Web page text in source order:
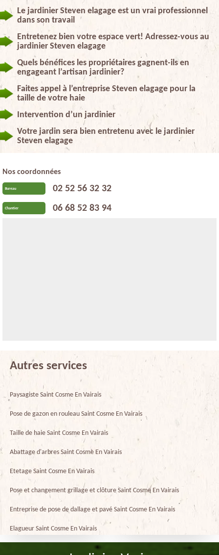
Le jardinier Steven elagage est un vrai professionnel
dans son travail
Entretenez bien votre espace vert! Adressez-vous au
jardinier Steven elagage
Quels bénéfices les propriétaires gagnent-ils en
engageant l’artisan jardinier?
Faites appel à l’entreprise Steven elagage pour la
taille de votre haie
Intervention d’un jardinier
Votre jardin sera bien entretenu avec le jardinier
Steven elagage
Nos coordonnées
Bureau 02 52 56 32 32
Chantier 06 68 52 83 94
Autres services
Paysagiste Saint Cosme En Vairais
Pose de gazon en rouleau Saint Cosme En Vairais
Taille de haie Saint Cosme En Vairais
Abattage d'arbres Saint Cosme En Vairais
Etetage Saint Cosme En Vairais
Pose et changement grillage et clôture Saint Cosme En Vairais
Entreprise de pose de dallage et pavé Saint Cosme En Vairais
Elagueur Saint Cosme En Vairais